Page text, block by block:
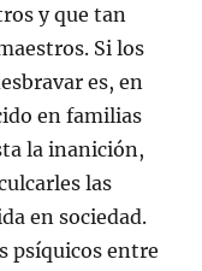
y que tan
Si los
es, en
en familias
la inanición,
las
en sociedad.
psíquicos entre